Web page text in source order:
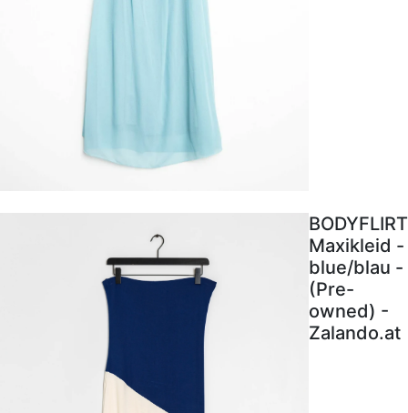
BODYFLIRT
Maxikleid -
blue/blau -
(Pre-
owned) -
Zalando.at